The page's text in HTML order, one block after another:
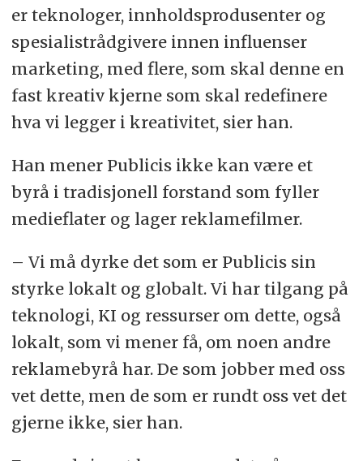
er teknologer, innholdsprodusenter og
spesialistrådgivere innen influenser
marketing, med flere, som skal denne en
fast kreativ kjerne som skal redefinere
hva vi legger i kreativitet, sier han.
Han mener Publicis ikke kan være et
byrå i tradisjonell forstand som fyller
medieflater og lager reklamefilmer.
– Vi må dyrke det som er Publicis sin
styrke lokalt og globalt. Vi har tilgang på
teknologi, KI og ressurser om dette, også
lokalt, som vi mener få, om noen andre
reklamebyrå har. De som jobber med oss
vet dette, men de som er rundt oss vet det
gjerne ikke, sier han.